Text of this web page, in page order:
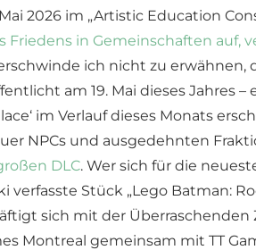
2026 im „Artistic Education
in Gemeinschaften auf,
ich nicht zu erwähnen,
am 19. Mai dieses Jahres
im Verlauf dieses Monats
NPCs und ausgedehnten
DLC. Wer sich für die
Stück „Lego Batman:
sich mit der
Montreal gemeinsam mit TT